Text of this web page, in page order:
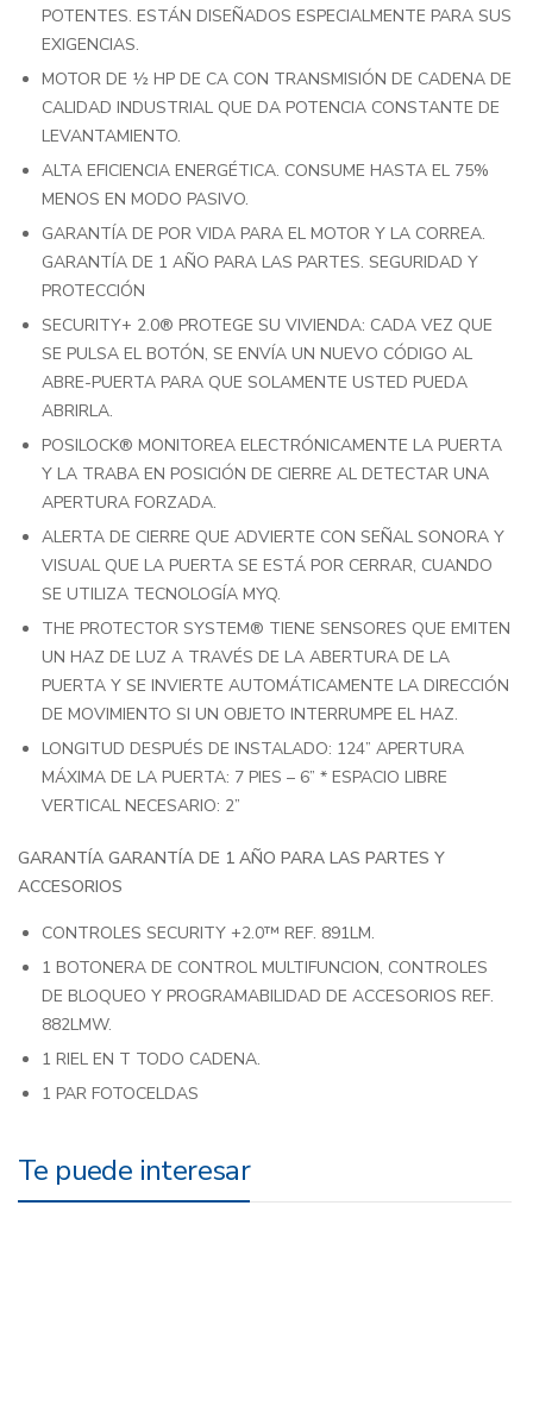
POTENTES. ESTÁN DISEÑADOS ESPECIALMENTE PARA SUS
EXIGENCIAS.
MOTOR DE ½ HP DE CA CON TRANSMISIÓN DE CADENA DE
CALIDAD INDUSTRIAL QUE DA POTENCIA CONSTANTE DE
LEVANTAMIENTO.
ALTA EFICIENCIA ENERGÉTICA. CONSUME HASTA EL 75%
MENOS EN MODO PASIVO.
GARANTÍA DE POR VIDA PARA EL MOTOR Y LA CORREA.
GARANTÍA DE 1 AÑO PARA LAS PARTES. SEGURIDAD Y
PROTECCIÓN
SECURITY+ 2.0® PROTEGE SU VIVIENDA: CADA VEZ QUE
SE PULSA EL BOTÓN, SE ENVÍA UN NUEVO CÓDIGO AL
ABRE-PUERTA PARA QUE SOLAMENTE USTED PUEDA
ABRIRLA.
POSILOCK® MONITOREA ELECTRÓNICAMENTE LA PUERTA
Y LA TRABA EN POSICIÓN DE CIERRE AL DETECTAR UNA
APERTURA FORZADA.
ALERTA DE CIERRE QUE ADVIERTE CON SEÑAL SONORA Y
VISUAL QUE LA PUERTA SE ESTÁ POR CERRAR, CUANDO
SE UTILIZA TECNOLOGÍA MYQ.
THE PROTECTOR SYSTEM® TIENE SENSORES QUE EMITEN
UN HAZ DE LUZ A TRAVÉS DE LA ABERTURA DE LA
PUERTA Y SE INVIERTE AUTOMÁTICAMENTE LA DIRECCIÓN
DE MOVIMIENTO SI UN OBJETO INTERRUMPE EL HAZ.
LONGITUD DESPUÉS DE INSTALADO: 124” APERTURA
MÁXIMA DE LA PUERTA: 7 PIES – 6” * ESPACIO LIBRE
VERTICAL NECESARIO: 2”
GARANTÍA GARANTÍA DE 1 AÑO PARA LAS PARTES Y
ACCESORIOS
CONTROLES SECURITY +2.0™ REF. 891LM.
1 BOTONERA DE CONTROL MULTIFUNCION, CONTROLES
DE BLOQUEO Y PROGRAMABILIDAD DE ACCESORIOS REF.
882LMW.
1 RIEL EN T TODO CADENA.
1 PAR FOTOCELDAS
Te puede interesar